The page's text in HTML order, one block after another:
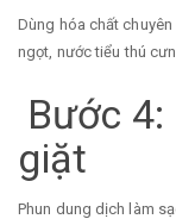
Dùng hóa chất
ngọt, nước tiểu thú
Bước 4:
giặt
Phun dung dịch làm